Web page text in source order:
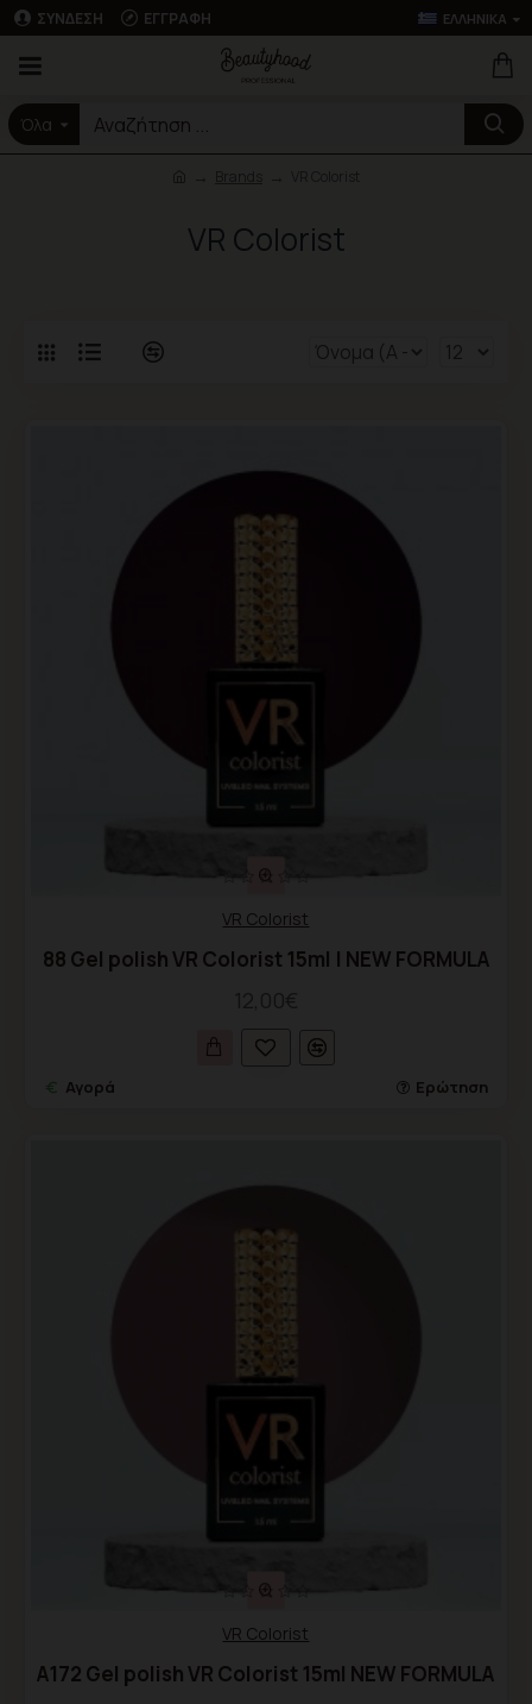
ΣΎΝΔΕΣΗ ΕΓΓΡΑΦΉ ΕΛΛΗΝΙΚΆ
Όλα
VR Colorist
VR Colorist
88 Gel polish VR Colorist 15ml | NEW FORMULA
Αγορά Ερώτηση
VR Colorist
A172 Gel polish VR Colorist 15ml NEW FORMULA